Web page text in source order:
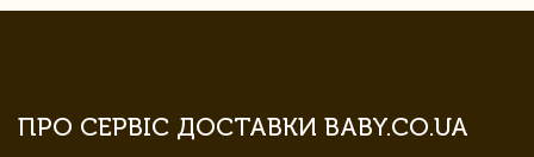
ПРО СЕРВІС ДОСТАВКИ BABY.CO.UA